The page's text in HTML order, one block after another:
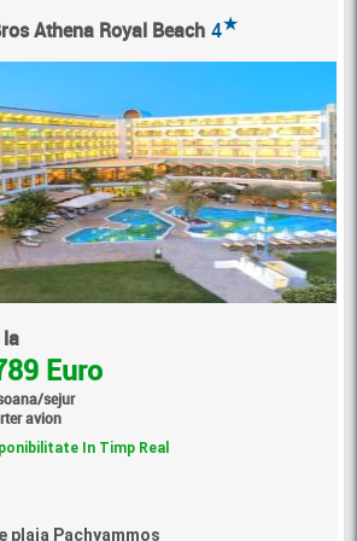
Athena Royal Beach 4★
la
Euro
sejur
avion
In Timp Real
plaja Pachyammos